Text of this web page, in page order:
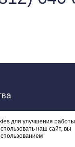
для улучшения работы
наш сайт, вы